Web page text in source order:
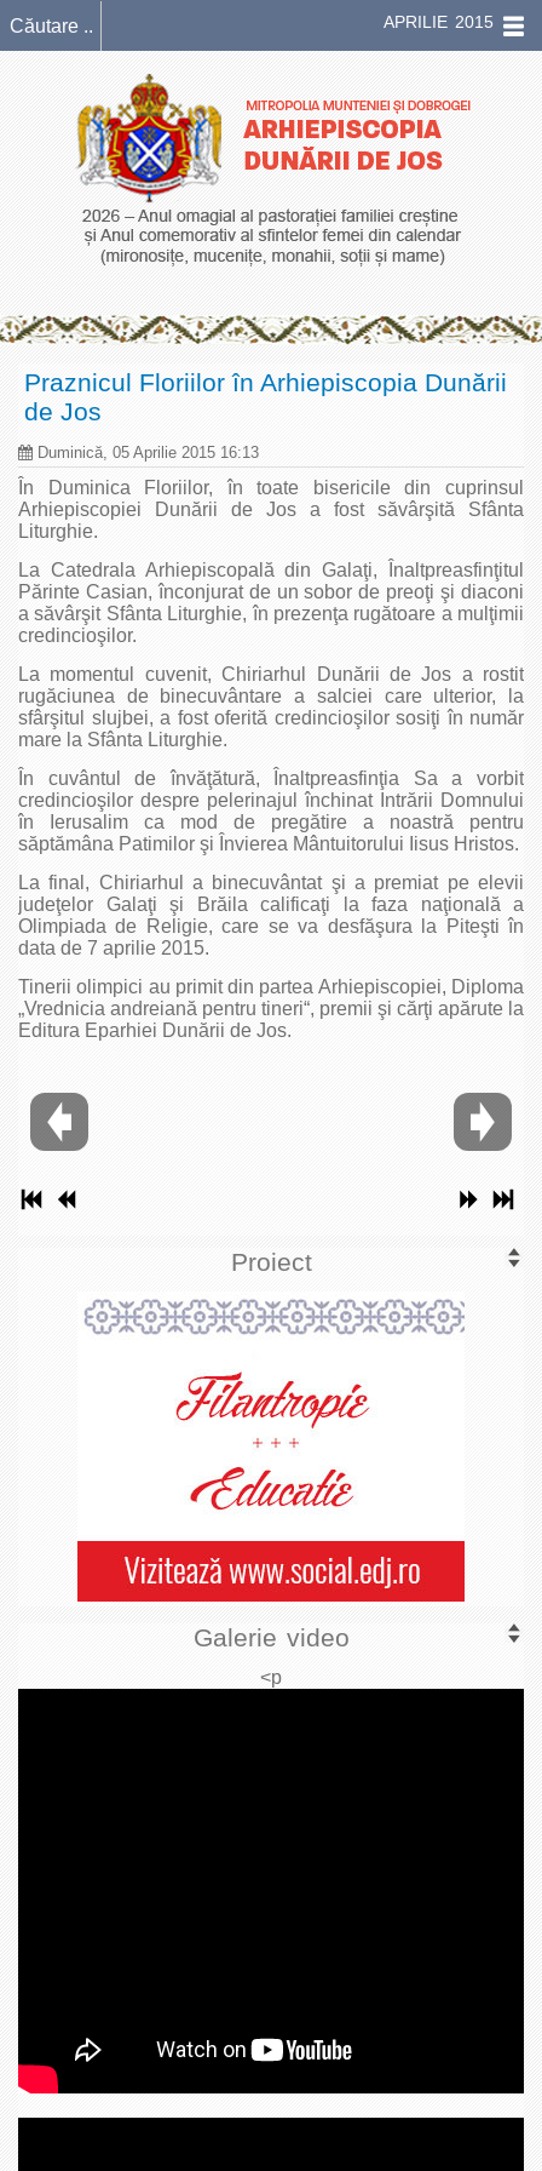
APRILIE 2015
Praznicul Floriilor în Arhiepiscopia Dunării
de Jos
Duminică, 05 Aprilie 2015 16:13
În Duminica Floriilor, în toate bisericile din cuprinsul
Arhiepiscopiei Dunării de Jos a fost săvârşită Sfânta
Liturghie.
La Catedrala Arhiepiscopală din Galaţi, Înaltpreasfinţitul
Părinte Casian, înconjurat de un sobor de preoţi şi diaconi
a săvârşit Sfânta Liturghie, în prezenţa rugătoare a mulţimii
credincioşilor.
La momentul cuvenit, Chiriarhul Dunării de Jos a rostit
rugăciunea de binecuvântare a salciei care ulterior, la
sfârşitul slujbei, a fost oferită credincioşilor sosiţi în număr
mare la Sfânta Liturghie.
În cuvântul de învăţătură, Înaltpreasfinţia Sa a vorbit
credincioşilor despre pelerinajul închinat Intrării Domnului
în Ierusalim ca mod de pregătire a noastră pentru
săptămâna Patimilor şi Învierea Mântuitorului Iisus Hristos.
La final, Chiriarhul a binecuvântat şi a premiat pe elevii
judeţelor Galaţi şi Brăila calificaţi la faza naţională a
Olimpiada de Religie, care se va desfăşura la Piteşti în
data de 7 aprilie 2015.
Tinerii olimpici au primit din partea Arhiepiscopiei, Diploma
„Vrednicia andreiană pentru tineri“, premii şi cărţi apărute la
Editura Eparhiei Dunării de Jos.
Proiect
Galerie video
<p